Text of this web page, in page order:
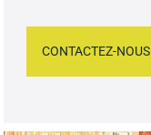
CONTACTEZ-NOUS